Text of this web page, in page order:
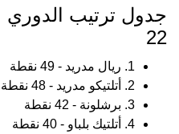
جدول ترتيب الدوري
22
1. ريال مدريد - 49 نقطة
2. أتلتيكو مدريد - 48 نقطة
3. برشلونة - 42 نقطة
4. أتلتيك بلباو - 40 نقطة